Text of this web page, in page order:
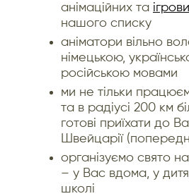
анімаційних та
нашого списку
аніматори вільно
німецькою,
російською мовами
ми не тільки
та в радіусі 200 км
готові приїхати до
Швейцарії
організуємо свято
– у Вас вдома, у
школі